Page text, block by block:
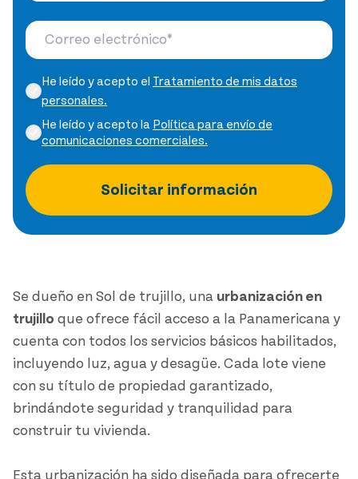
He leído y acepto el Tratamiento de mis datos
personales.
He leído y acepto la Política para envío de
comunicaciones comerciales.
Solicitar información
Se dueño en Sol de trujillo, una urbanización en
trujillo que ofrece fácil acceso a la Panamericana y
cuenta con todos los servicios básicos habilitados,
incluyendo luz, agua y desagüe. Cada lote viene
con su título de propiedad garantizado,
brindándote seguridad y tranquilidad para
construir tu vivienda.
Esta urbanización ha sido diseñada para ofrecerte